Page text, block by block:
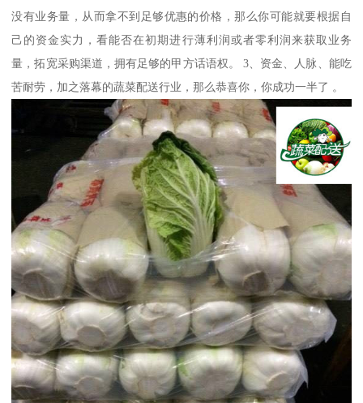
没有业务量，从而拿不到足够优惠的价格，那么你可能就要根据自
己的资金实力，看能否在初期进行薄利润或者零利润来获取业务
量，拓宽采购渠道，拥有足够的甲方话语权。 3、资金、人脉、能吃
苦耐劳，加之落幕的蔬菜配送行业，那么恭喜你，你成功一半了 。